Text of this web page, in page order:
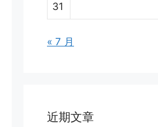
31
« 7 月
近期文章